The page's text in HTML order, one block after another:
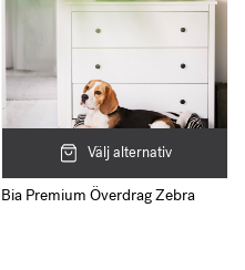
Välj alternativ
Bia Premium Överdrag Zebra